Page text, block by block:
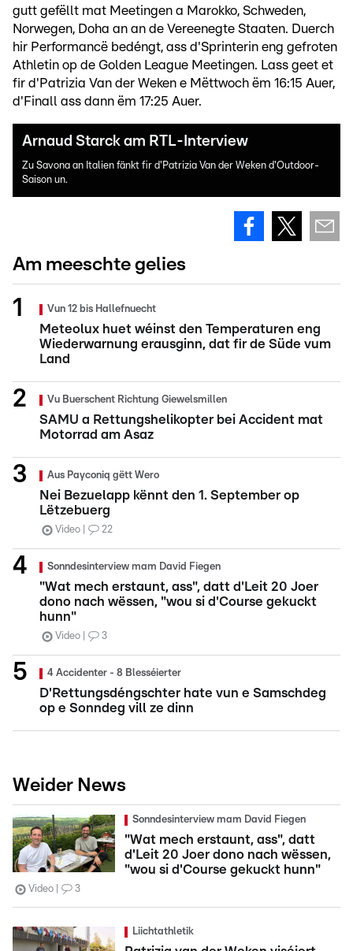
gutt gefëllt mat Meetingen a Marokko, Schweden,
Norwegen, Doha an an de Vereenegte Staaten. Duerch
hir Performancë bedéngt, ass d'Sprinterin eng gefroten
Athletin op de Golden League Meetingen. Lass geet et
fir d'Patrizia Van der Weken e Mëttwoch ëm 16:15 Auer,
d'Finall ass dann ëm 17:25 Auer.
Arnaud Starck am RTL-Interview
Zu Savona an Italien fänkt fir d'Patrizia Van der Weken d'Outdoor-
Saison un.
Am meeschte gelies
Vun 12 bis Hallefnuecht
Meteolux huet wéinst den Temperaturen eng
Wiederwarnung erausginn, dat fir de Süde vum
Land
Vu Buerschent Richtung Giewelsmillen
SAMU a Rettungshelikopter bei Accident mat
Motorrad am Asaz
Aus Payconiq gëtt Wero
Nei Bezuelapp kënnt den 1. September op
Lëtzebuerg
Video 22
Sonndesinterview mam David Fiegen
"Wat mech erstaunt, ass", datt d'Leit 20 Joer
dono nach wëssen, "wou si d'Course gekuckt
hunn"
Video 3
4 Accidenter - 8 Blesséierter
D'Rettungsdéngschter hate vun e Samschdeg
op e Sonndeg vill ze dinn
Weider News
Sonndesinterview mam David Fiegen
"Wat mech erstaunt, ass", datt
d'Leit 20 Joer dono nach wëssen,
"wou si d'Course gekuckt hunn"
Video 3
Liichtathletik